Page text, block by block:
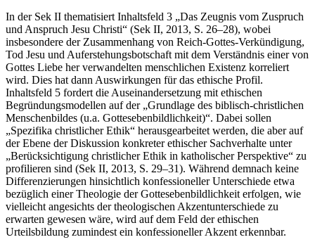
In der Sek II thematisiert Inhaltsfeld 3 „Das Zeugnis vom Zuspruch
und Anspruch Jesu Christi“ (Sek II, 2013, S. 26–28), wobei
insbesondere der Zusammenhang von Reich-Gottes-Verkündigung,
Tod Jesu und Auferstehungsbotschaft mit dem Verständnis einer von
Gottes Liebe her verwandelten menschlichen Existenz korreliert
wird. Dies hat dann Auswirkungen für das ethische Profil.
Inhaltsfeld 5 fordert die Auseinandersetzung mit ethischen
Begründungsmodellen auf der „Grundlage des biblisch-christlichen
Menschenbildes (u.a. Gottesebenbildlichkeit)“. Dabei sollen
„Spezifika christlicher Ethik“ herausgearbeitet werden, die aber auf
der Ebene der Diskussion konkreter ethischer Sachverhalte unter
„Berücksichtigung christlicher Ethik in katholischer Perspektive“ zu
profilieren sind (Sek II, 2013, S. 29–31). Während demnach keine
Differenzierungen hinsichtlich konfessioneller Unterschiede etwa
bezüglich einer Theologie der Gottesebenbildlichkeit erfolgen, wie
vielleicht angesichts der theologischen Akzentunterschiede zu
erwarten gewesen wäre, wird auf dem Feld der ethischen
Urteilsbildung zumindest ein konfessioneller Akzent erkennbar.